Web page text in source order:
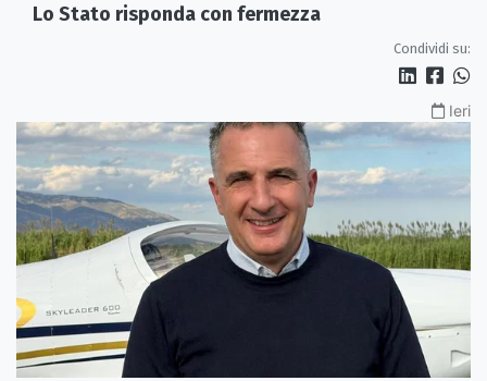
Lo Stato risponda con fermezza
Condividi su:
Ieri